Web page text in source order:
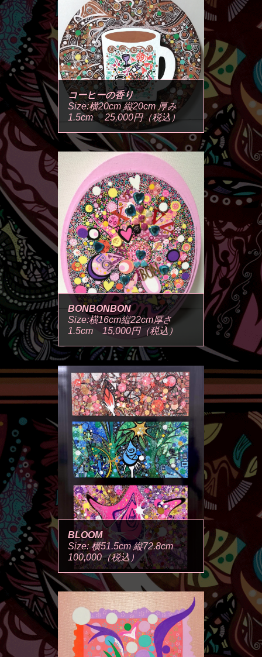
コーヒーの香り
Size:横20cm 縦20cm 厚み
1.5cm 25,000円（税込）
BONBONBON
Size:横16cm縦22cm厚さ
1.5cm 15,000円（税込）
BLOOM
Size: 横51.5cm 縦72.8cm
100,000（税込）